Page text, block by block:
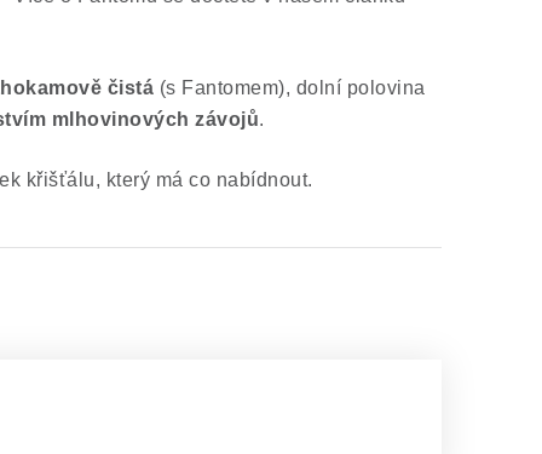
čistá (s Fantomem), dolní polovina
mlhovinových závojů.
křišťálu, který má co nabídnout.